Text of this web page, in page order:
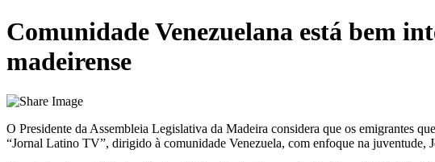
Comunidade Venezuelana está bem
madeirense
O Presidente da Assembleia Legislativa da Madeira considera que os emigrantes
“Jornal Latino TV”, dirigido à comunidade Venezuela, com enfoque na juventude,